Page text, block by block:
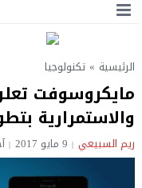
الرئيسية » تكنولوجيا
مايكروسوفت
والاستمرارية
ريم السبيعي 9 مايو 2017